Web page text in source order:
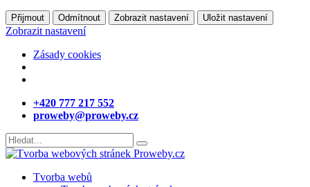
Přijmout Odmítnout Zobrazit nastavení Uložit nastavení
Zobrazit nastavení
Zásady cookies
+420 777 217 552
proweby@proweby.cz
Tvorba webů